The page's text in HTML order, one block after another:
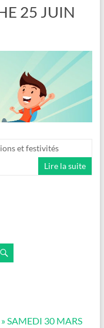
25 JUIN
et festivités
Lire la suite
SAMEDI 30 MARS